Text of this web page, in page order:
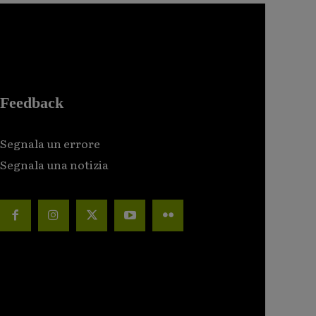
Feedback
Segnala un errore
Segnala una notizia